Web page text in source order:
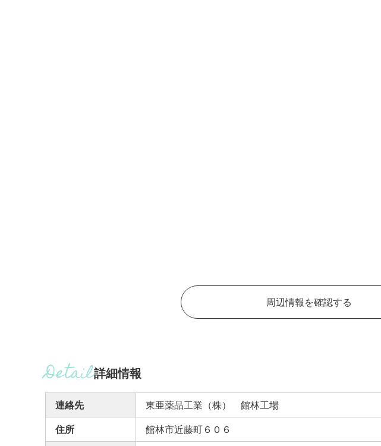
周辺情報を確認する
詳細情報
連絡先
東亜薬品工業（株） 館林工場
住所
館林市近藤町６０６